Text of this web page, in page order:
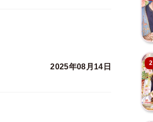
2025年08月14日 2